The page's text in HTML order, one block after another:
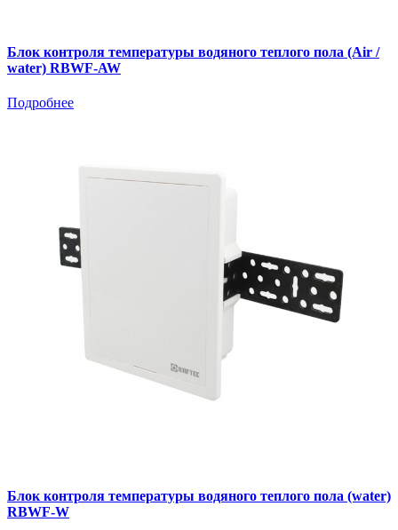
Блок контроля температуры водяного теплого пола (Air /
water) RBWF-AW
Подробнее
Блок контроля температуры водяного теплого пола (water)
RBWF-W